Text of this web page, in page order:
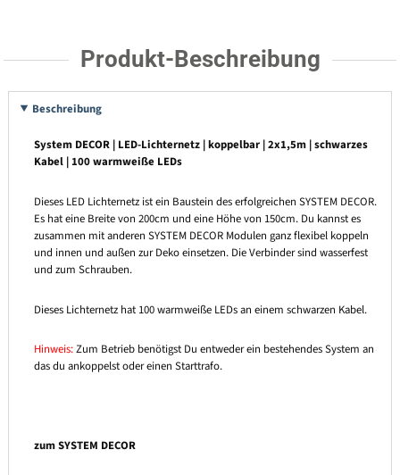
Produkt-Beschreibung
Beschreibung
System DECOR | LED-Lichternetz | koppelbar | 2x1,5m | schwarzes
Kabel | 100 warmweiße LEDs
Dieses LED Lichternetz ist ein Baustein des erfolgreichen SYSTEM DECOR.
Es hat eine Breite von 200cm und eine Höhe von 150cm. Du kannst es
zusammen mit anderen SYSTEM DECOR Modulen ganz flexibel koppeln
und innen und außen zur Deko einsetzen. Die Verbinder sind wasserfest
und zum Schrauben.
Dieses Lichternetz hat 100 warmweiße LEDs an einem schwarzen Kabel.
Hinweis:Zum Betrieb benötigst Du entweder ein bestehendes System an
das du ankoppelst oder einen Starttrafo.
zum SYSTEM DECOR